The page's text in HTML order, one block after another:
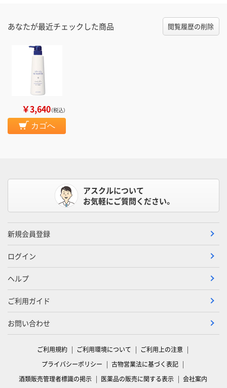
あなたが最近チェックした商品 閲覧履歴の削除
￥3,640（税込）
カゴへ
アスクルについて
お気軽にご質問ください。
新規会員登録
ログイン
ヘルプ
ご利用ガイド
お問い合わせ
ご利用規約 ご利用環境について
ご利用上の注意
プライバシーポリシー
古物営業法に基づく表記
酒類販売管理者標識の掲示
医薬品の販売に関する表示 会社案内